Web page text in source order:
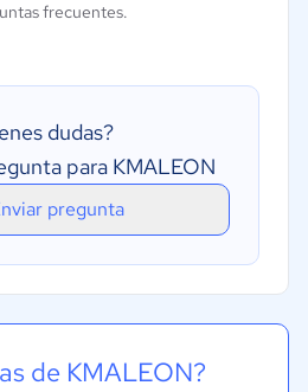
frecuentes.
dudas?
para KMALEON
pregunta
de KMALEON?